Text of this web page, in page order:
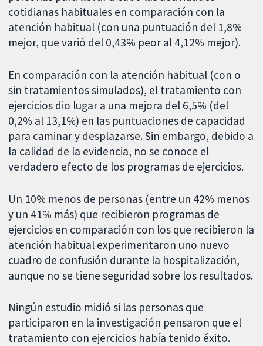
cotidianas habituales en comparación con la
atención habitual (con una puntuación del 1,8%
mejor, que varió del 0,43% peor al 4,12% mejor).
En comparación con la atención habitual (con o
sin tratamientos simulados), el tratamiento con
ejercicios dio lugar a una mejora del 6,5% (del
0,2% al 13,1%) en las puntuaciones de capacidad
para caminar y desplazarse. Sin embargo, debido a
la calidad de la evidencia, no se conoce el
verdadero efecto de los programas de ejercicios.
Un 10% menos de personas (entre un 42% menos
y un 41% más) que recibieron programas de
ejercicios en comparación con los que recibieron la
atención habitual experimentaron uno nuevo
cuadro de confusión durante la hospitalización,
aunque no se tiene seguridad sobre los resultados.
Ningún estudio midió si las personas que
participaron en la investigación pensaron que el
tratamiento con ejercicios había tenido éxito.